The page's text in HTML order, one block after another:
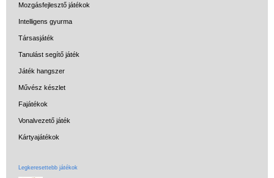
Mozgásfejlesztő játékok
Intelligens gyurma
Társasjáték
Tanulást segítő játék
Játék hangszer
Művész készlet
Fajátékok
Vonalvezető játék
Kártyajátékok
Legkeresettebb játékok